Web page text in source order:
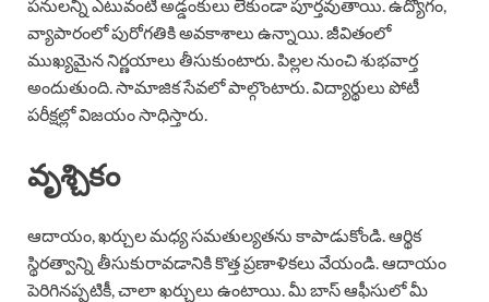
పనులన్నీ ఎటువంటి అడ్డంకులు లేకుండా పూర్తవుతాయి. ఉద్యోగం,
వ్యాపారంలో పురోగతికి అవకాశాలు ఉన్నాయి. జీవితంలో
ముఖ్యమైన నిర్ణయాలు తీసుకుంటారు. పిల్లల నుంచి శుభవార్త
అందుతుంది. సామాజిక సేవలో పాల్గొంటారు. విద్యార్థులు పోటీ
పరీక్షల్లో విజయం సాధిస్తారు.
వృశ్చికం
ఆదాయం, ఖర్చుల మధ్య సమతుల్యతను కాపాడుకోండి. ఆర్థిక
స్థిరత్వాన్ని తీసుకురావడానికి కొత్త ప్రణాళికలు వేయండి. ఆదాయం
పెరిగినప్పటికీ, చాలా ఖర్చులు ఉంటాయి. మీ బాస్ ఆఫీసులో మీ